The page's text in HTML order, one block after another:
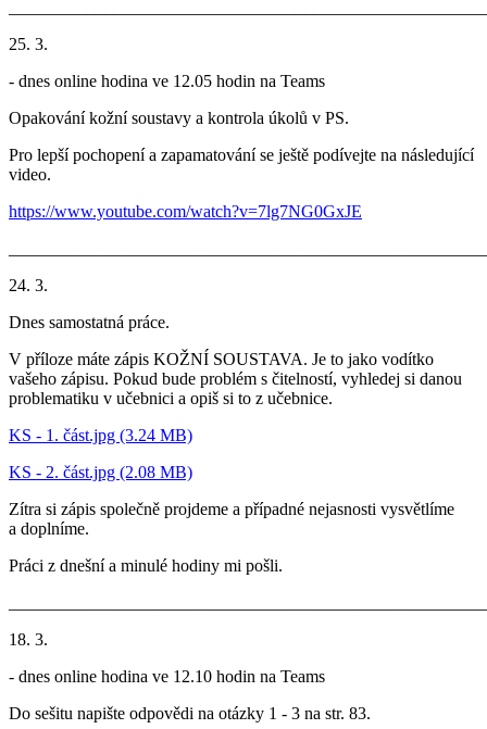
25. 3.
- dnes online hodina ve 12.05 hodin na Teams
Opakování kožní soustavy a kontrola úkolů v PS.
Pro lepší pochopení a zapamatování se ještě podívejte na následující
video.
https://www.youtube.com/watch?v=7lg7NG0GxJE
24. 3.
Dnes samostatná práce.
V příloze máte zápis KOŽNÍ SOUSTAVA. Je to jako vodítko
vašeho zápisu. Pokud bude problém s čitelností, vyhledej si danou
problematiku v učebnici a opiš si to z učebnice.
KS - 1. část.jpg (3.24 MB)
KS - 2. část.jpg (2.08 MB)
Zítra si zápis společně projdeme a případné nejasnosti vysvětlíme
a doplníme.
Práci z dnešní a minulé hodiny mi pošli.
18. 3.
- dnes online hodina ve 12.10 hodin na Teams
Do sešitu napište odpovědi na otázky 1 - 3 na str. 83.